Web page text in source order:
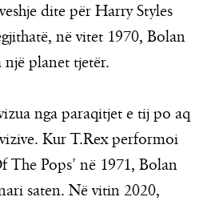
dite për Harry Styles
në vitet 1970, Bolan
një planet tjetër.
nga paraqitjet e tij po aq
Kur T.Rex performoi
The Pops’ në 1971, Bolan
saten. Në vitin 2020,